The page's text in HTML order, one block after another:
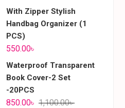
With Zipper Stylish
Handbag Organizer (1
PCS)
550.00৳
Waterproof Transparent
Book Cover-2 Set
-20PCS
1,100.00৳
850.00৳